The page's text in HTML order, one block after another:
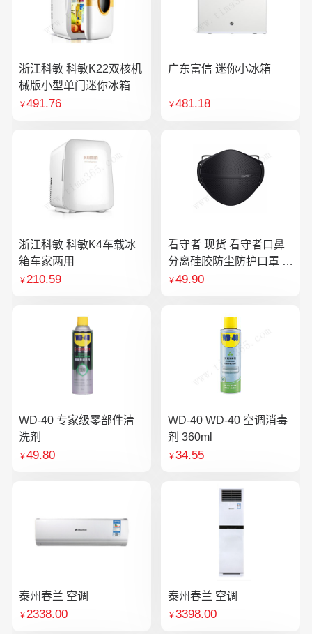
浙江科敏 科敏K22双核机
械版小型单门迷你冰箱
￥491.76
广东富信 迷你小冰箱
￥481.18
浙江科敏 科敏K4车载冰
箱车家两用
￥210.59
看守者 现货 看守者口鼻
分离硅胶防尘防护口罩 1
个口罩含10片滤芯
￥49.90
WD-40 专家级零部件清
洗剂
￥49.80
WD-40 WD-40 空调消毒
剂 360ml
￥34.55
泰州春兰 空调
￥2338.00
泰州春兰 空调
￥3398.00